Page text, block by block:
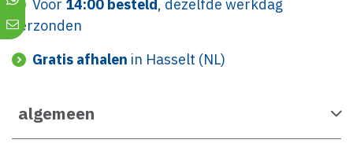
Voor 14:00 besteld, dezelfde werkdag
verzonden
Gratis afhalen in Hasselt (NL)
algemeen